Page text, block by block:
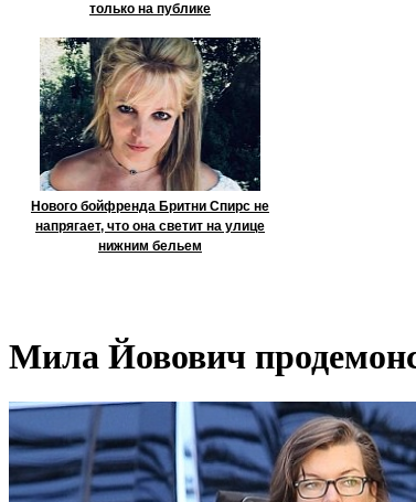
только на публике
Нового бойфренда Бритни Спирс не
напрягает, что она светит на улице
нижним бельем
Мила Йовович